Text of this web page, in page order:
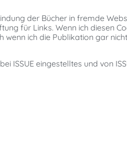
der Bücher in fremde
für Links. Wenn ich diesen
wenn ich die Publikation gar
ISSUE eingestelltes und von